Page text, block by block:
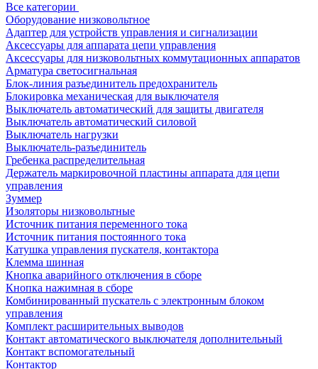
Все категории
Оборудование низковольтное
Адаптер для устройств управления и сигнализации
Аксессуары для аппарата цепи управления
Аксессуары для низковольтных коммутационных аппаратов
Арматура светосигнальная
Блок-линия разъединитель предохранитель
Блокировка механическая для выключателя
Выключатель автоматический для защиты двигателя
Выключатель автоматический силовой
Выключатель нагрузки
Выключатель-разъединитель
Гребенка распределительная
Держатель маркировочной пластины аппарата для цепи
управления
Зуммер
Изоляторы низковольтные
Источник питания переменного тока
Источник питания постоянного тока
Катушка управления пускателя, контактора
Клемма шинная
Кнопка аварийного отключения в сборе
Кнопка нажимная в сборе
Комбинированный пускатель с электронным блоком
управления
Комплект расширительных выводов
Контакт автоматического выключателя дополнительный
Контакт вспомогательный
Контактор